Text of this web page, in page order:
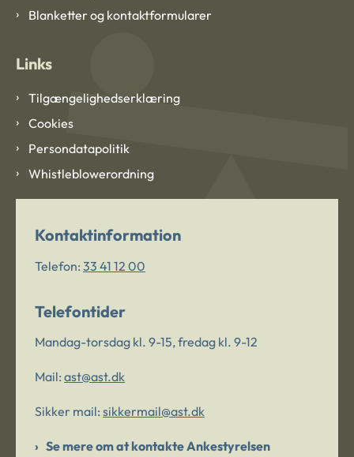
Blanketter og kontaktformularer
Links
Tilgængelighedserklæring
Cookies
Persondatapolitik
Whistleblowerordning
Kontaktinformation
Telefon: 33 41 12 00
Telefontider
Mandag-torsdag kl. 9-15, fredag kl. 9-12
Mail: ast@ast.dk
Sikker mail: sikkermail@ast.dk
Se mere om at kontakte Ankestyrelsen